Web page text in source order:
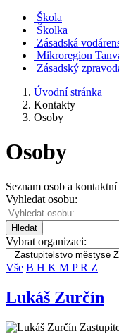
Škola
Školka
Zásadská
Mikroregion
Zásadský
Úvodní stránka
Kontakty
Osoby
Osoby
Seznam osob a
Vyhledat osobu:
Hledat
Vybrat organizaci:
Vše B H K M PR Z
Lukáš Zurčín